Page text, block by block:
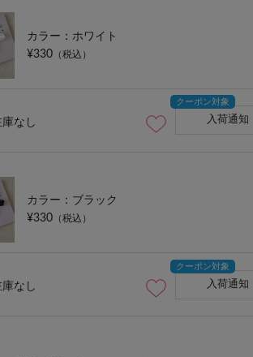
カラー：ホワイト
¥330 （税込）
庫なし 入荷通知
カラー：ブラック
¥330 （税込）
庫なし 入荷通知